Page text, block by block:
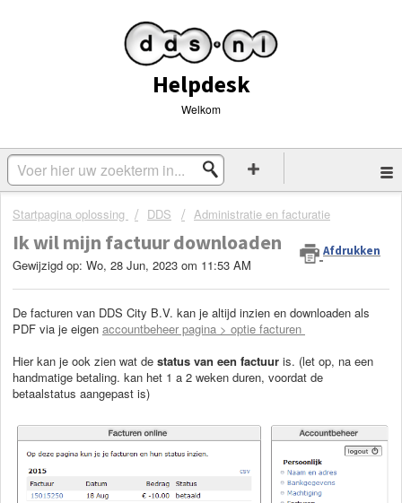
Helpdesk
Welkom
Startpagina oplossing DDS Administratie en facturatie
Ik wil mijn factuur downloaden Afdrukken
Gewijzigd op: Wo, 28 Jun, 2023 om 11:53 AM
De facturen van DDS City B.V. kan je altijd inzien en downloaden als
PDF via je eigen accountbeheer pagina > optie facturen
Hier kan je ook zien wat de status van een factuur is. (let op, na een
handmatige betaling. kan het 1 a 2 weken duren, voordat de
betaalstatus aangepast is)